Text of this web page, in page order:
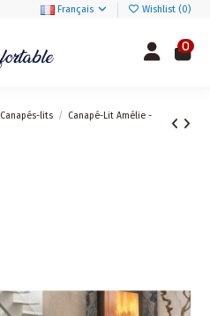
Français Wishlist (0)
0
Canapés-lits
Canapé-Lit Amélie -